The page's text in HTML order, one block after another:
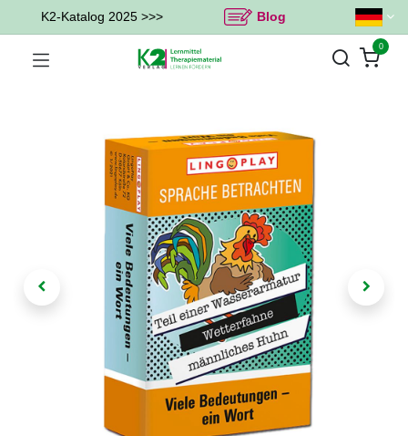
K2-Katalog 2025 >>> Blog
0